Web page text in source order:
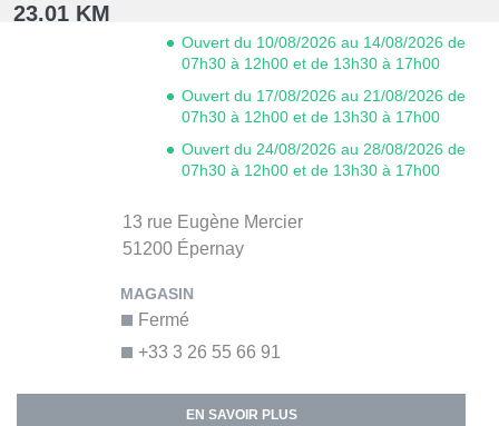
23.01 KM
13 rue Eugène Mercier
51200 Épernay
+33 3 26 55 66 91
Fermé
Ouvert du 10/08/2026 au 14/08/2026 de
07h30 à 12h00 et de 13h30 à 17h00
Ouvert du 17/08/2026 au 21/08/2026 de
07h30 à 12h00 et de 13h30 à 17h00
Ouvert du 24/08/2026 au 28/08/2026 de
07h30 à 12h00 et de 13h30 à 17h00
EN SAVOIR PLUS